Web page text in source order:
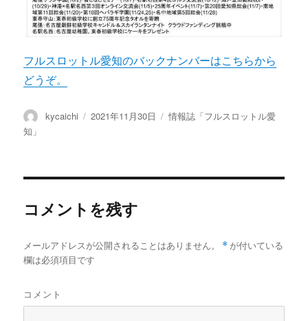
フルスロットル愛知のバックナンバーはこちらから
どうぞ。
投
kycaichi
投
2021年11月30日
カ
情報誌「フルスロットル愛
知」
コメントを残す
メールアドレスが公開されることはありません。 * が付いている
欄は必須項目です
コメント